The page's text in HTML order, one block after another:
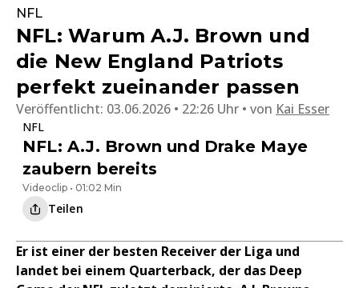
NFL
NFL: Warum A.J. Brown und
die New England Patriots
perfekt zueinander passen
Veröffentlicht: 03.06.2026 • 22:26 Uhr von Kai Esser
NFL
NFL: A.J. Brown und Drake Maye
zaubern bereits
Videoclip • 01:02 Min
Teilen
Er ist einer der besten Receiver der Liga und
landet bei einem Quarterback, der das Deep